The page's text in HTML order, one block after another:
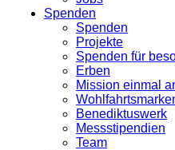
Spenden
Spenden
Projekte
Spenden für
Erben
Mission einmal
Benediktuswerk
Messstipendien
Team